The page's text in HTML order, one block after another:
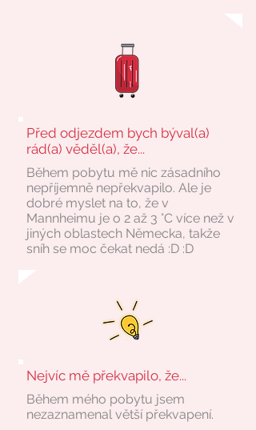
Před odjezdem bych býval(a)
rád(a) věděl(a), že...
Během pobytu mě nic zásadního
nepříjemně nepřekvapilo. Ale je
dobré myslet na to, že v
Mannheimu je o 2 až 3 °C více než v
jiných oblastech Německa, takže
sníh se moc čekat nedá :D :D
Nejvíc mě překvapilo, že...
Během mého pobytu jsem
nezaznamenal větší překvapení.